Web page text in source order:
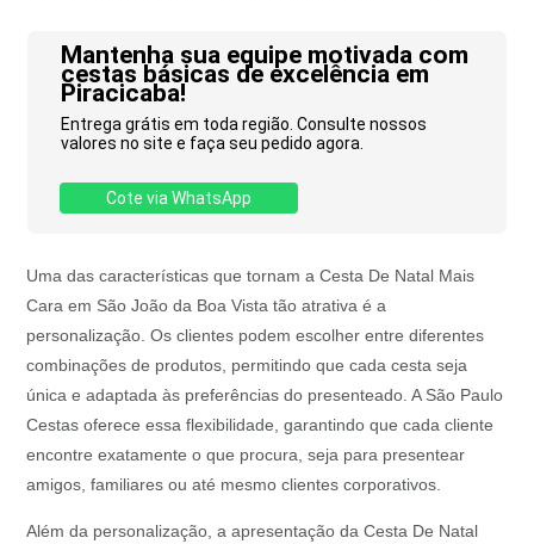
Mantenha sua equipe motivada com
cestas básicas de excelência em
Piracicaba!
Entrega grátis em toda região. Consulte nossos
valores no site e faça seu pedido agora.
Cote via WhatsApp
Uma das características que tornam a Cesta De Natal Mais
Cara em São João da Boa Vista tão atrativa é a
personalização. Os clientes podem escolher entre diferentes
combinações de produtos, permitindo que cada cesta seja
única e adaptada às preferências do presenteado. A São Paulo
Cestas oferece essa flexibilidade, garantindo que cada cliente
encontre exatamente o que procura, seja para presentear
amigos, familiares ou até mesmo clientes corporativos.
Além da personalização, a apresentação da Cesta De Natal